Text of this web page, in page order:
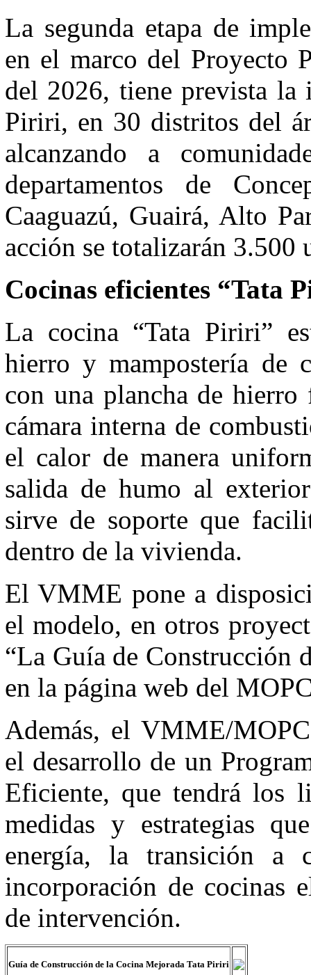
La segunda etapa de
en el marco del Proyecto
del 2026, tiene prevista la
Piriri, en 30 distritos del
alcanzando a
departamentos de
Caaguazú, Guairá, Alto
acción se totalizarán 3.500
Cocinas eficientes “Tata
La cocina “Tata Piriri”
hierro y mampostería de
con una plancha de
cámara interna de
el calor de manera
salida de humo al
sirve de soporte que
dentro de la vivienda.
El VMME pone a
el modelo, en otros
“La Guía de Construcción
en la página web del
Además, el VMME/
el desarrollo de un
Eficiente, que tendrá los
medidas y estrategias
energía, la transición a
incorporación de cocinas
de intervención.
Guía de Construcción de la Cocina Mejorada Tata Piriri